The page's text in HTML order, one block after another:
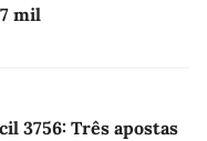
mil
3756: Três apostas